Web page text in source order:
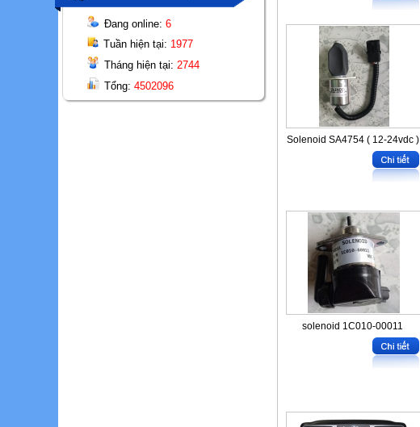
Đang online: 6
Tuần hiện tại: 1977
Tháng hiện tại: 2744
Tổng: 4502096
Solenoid SA4754 ( 12-24vdc )
solenoid 1C010-00011